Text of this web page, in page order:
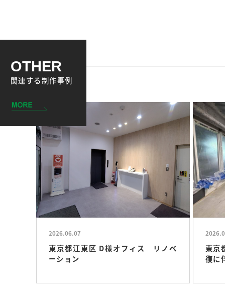
OTHER
関連する制作事例
2026.06.07
東京都江東区 D様オフィス リノベ
ーション
東京
復に